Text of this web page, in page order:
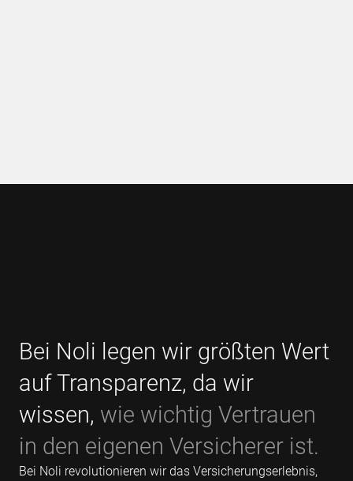
Bei Noli legen wir größten Wert
auf Transparenz, da wir
wissen, wie wichtig Vertrauen
in den eigenen Versicherer ist.
Bei Noli revolutionieren wir das Versicherungserlebnis,